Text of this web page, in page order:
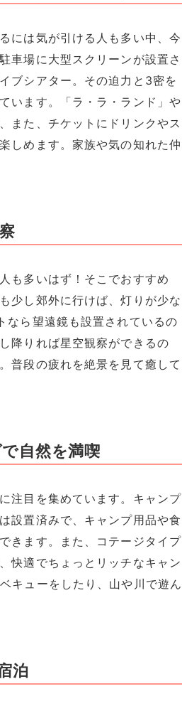
には気が引ける人も多い中、今
車場に大型スクリーンが設置さ
ブシアター。その迫力と3密を
います。「ラ・ラ・ランド」や
また、チケットにドリンクやス
しめます。家族や気の知れた仲
も多いはず！そこでおすすめ
少し郊外に行けば、灯りが少な
なら望遠鏡も設置されているの
降りれば星空観察ができるの
普段の疲れを絶景を見て癒して
自然を満喫
注目を集めています。キャンプ
設置済みで、キャンプ用品や食
きます。また、コテージタイプ
快適でちょっとリッチなキャン
キューをしたり、山や川で遊ん
泊